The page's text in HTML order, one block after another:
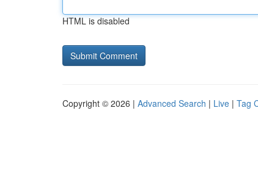
HTML is disabled
Copyright © 2026 | Advanced Search | Live | Tag